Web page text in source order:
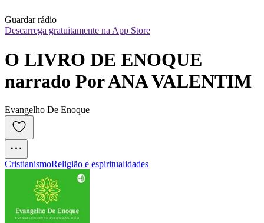
Guardar rádio
Descarrega gratuitamente na App Store
O LIVRO DE ENOQUE
narrado Por ANA VALENTIM
Evangelho De Enoque
CristianismoReligião e espiritualidades